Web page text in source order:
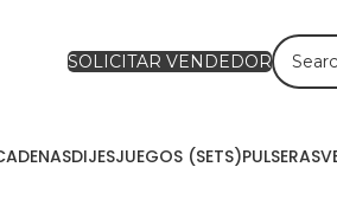
SOLICITAR VENDEDOR
DIJESJUEGOS (SETS)PULSERAS